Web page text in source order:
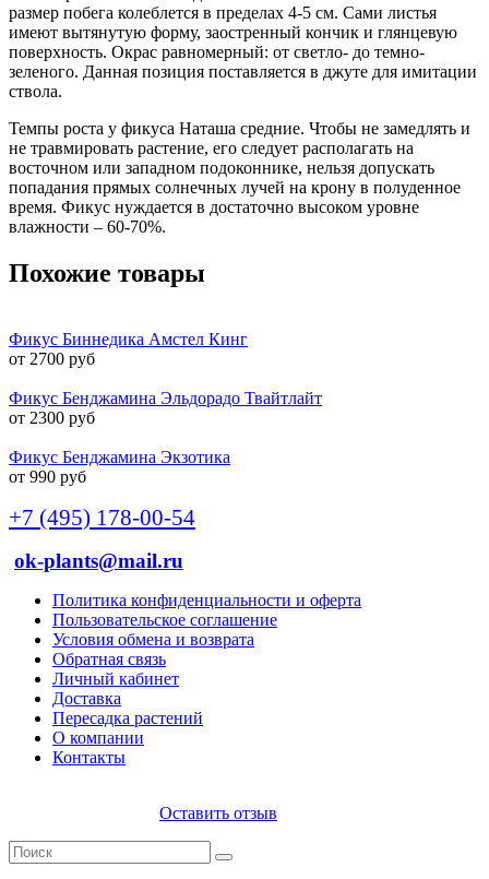
размер побега колеблется в пределах 4-5 см. Сами листья
имеют вытянутую форму, заостренный кончик и глянцевую
поверхность. Окрас равномерный: от светло- до темно-
зеленого. Данная позиция поставляется в джуте для имитации
ствола.
Темпы роста у фикуса Наташа средние. Чтобы не замедлять и
не травмировать растение, его следует располагать на
восточном или западном подоконнике, нельзя допускать
попадания прямых солнечных лучей на крону в полуденное
время. Фикус нуждается в достаточно высоком уровне
влажности – 60-70%.
Похожие товары
Фикус Биннедика Амстел Кинг
от 2700 руб
Фикус Бенджамина Эльдорадо Твайтлайт
от 2300 руб
Фикус Бенджамина Экзотика
от 990 руб
+7 (495) 178-00-54
ok-plants@mail.ru
Политика конфиденциальности и оферта
Пользовательское соглашение
Условия обмена и возврата
Обратная связь
Личный кабинет
Доставка
Пересадка растений
О компании
Контакты
Оставить отзыв